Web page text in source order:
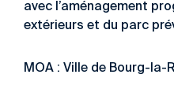
avec l’aménagement
extérieurs et du parc
MOA : Ville de Bourg-la-